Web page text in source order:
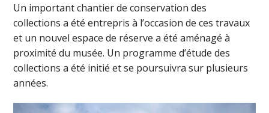
Un important chantier de conservation des
collections a été entrepris à l’occasion de ces travaux
et un nouvel espace de réserve a été aménagé à
proximité du musée. Un programme d’étude des
collections a été initié et se poursuivra sur plusieurs
années.